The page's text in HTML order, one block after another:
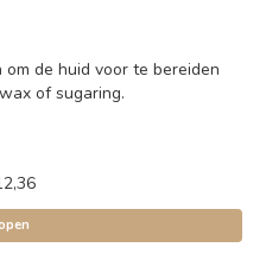
de huid voor te bereiden
of sugaring.